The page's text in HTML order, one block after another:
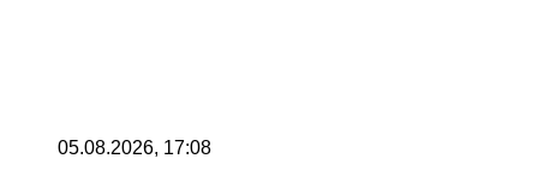
05.08.2026, 17:08